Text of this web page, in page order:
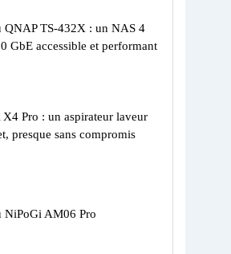
QNAP TS-432X : un NAS 4
GbE accessible et performant
Pro : un aspirateur laveur
presque sans compromis
NiPoGi AM06 Pro